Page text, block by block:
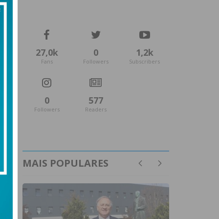
27,0k
Fans
0
Followers
1,2k
Subscribers
0
Followers
577
Readers
MAIS POPULARES